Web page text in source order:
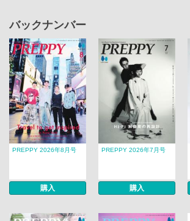
バックナンバー
PREPPY 2026年8月号
購入
PREPPY 2026年7月号
購入